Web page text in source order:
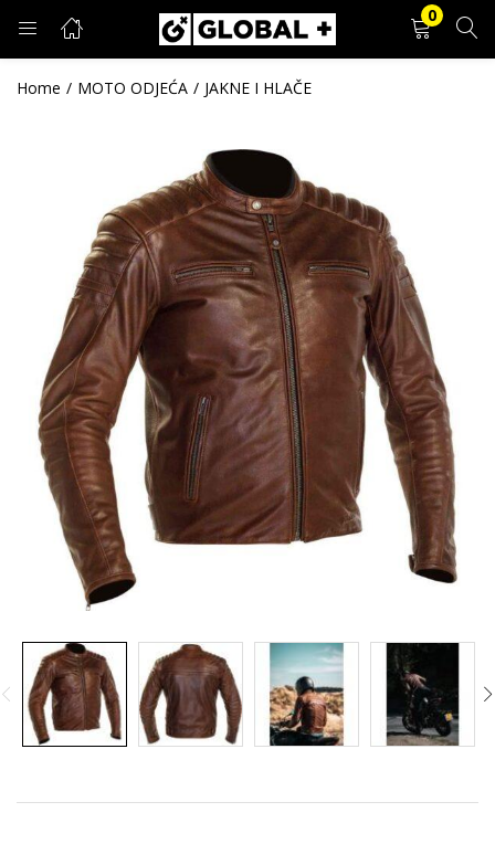
0
PRIJAVA REGISTRACIJA
Unesite svoje korisničko ime i lozinku.
Zapamti me
Prijava
Zaboravljena lozinka?
Home MOTO ODJEĆA JAKNE I HLAČE